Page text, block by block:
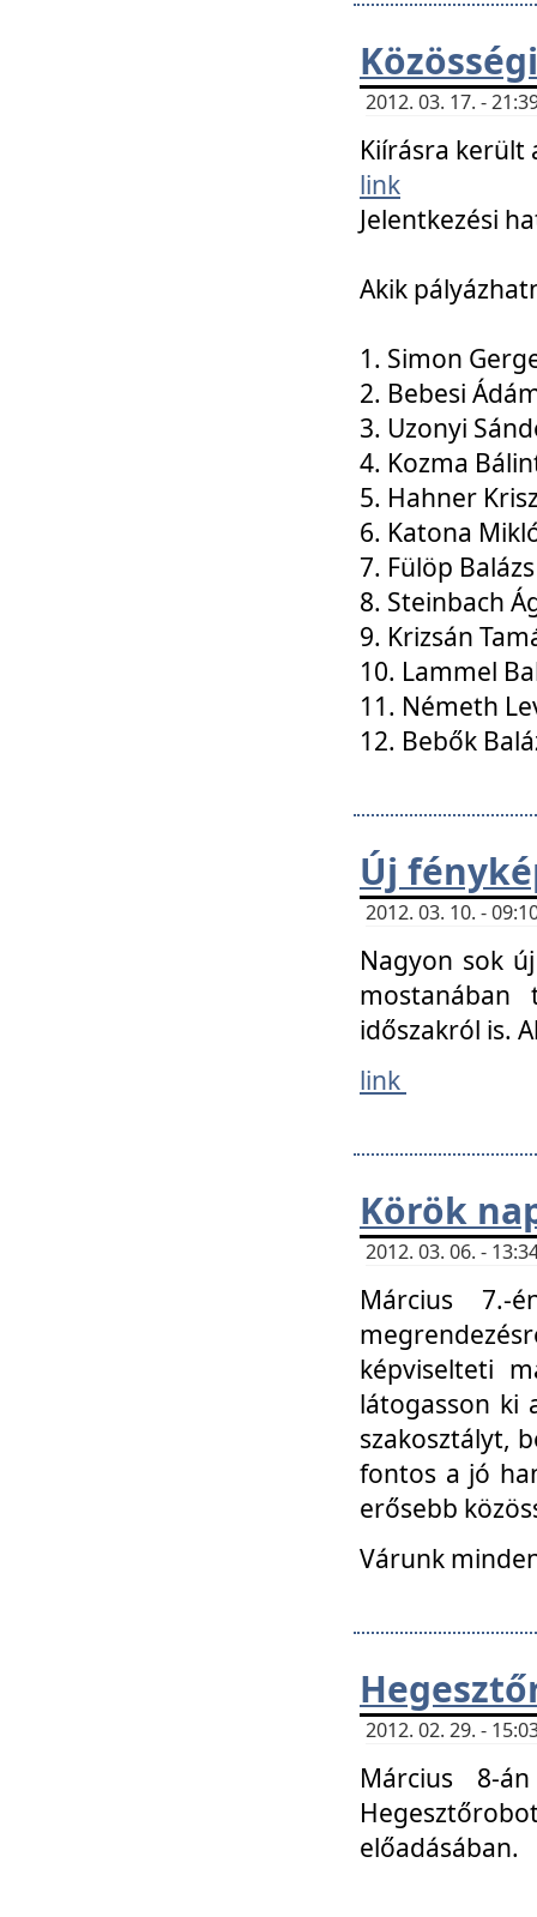
2012. 03. 17. -
Kiírásra került
link
Jelentkezési
Akik
1. Simon
2. Bebesi
3. Uzonyi
4. Kozma
5. Hahner
6. Katona
7. Fülöp Balázs
8. Steinbach
9. Krizsán
10. Lammel
11. Németh
12. Bebők
Új
2012. 03. 10. -
Nagyon sok
mostanában
időszakról is.
link
Körök
2012. 03. 06. -
Március 7.-
képviselteti
látogasson ki
szakosztályt,
fontos a jó
erősebb
Várunk
2012. 02. 29. -
Március 8-
előadásában.